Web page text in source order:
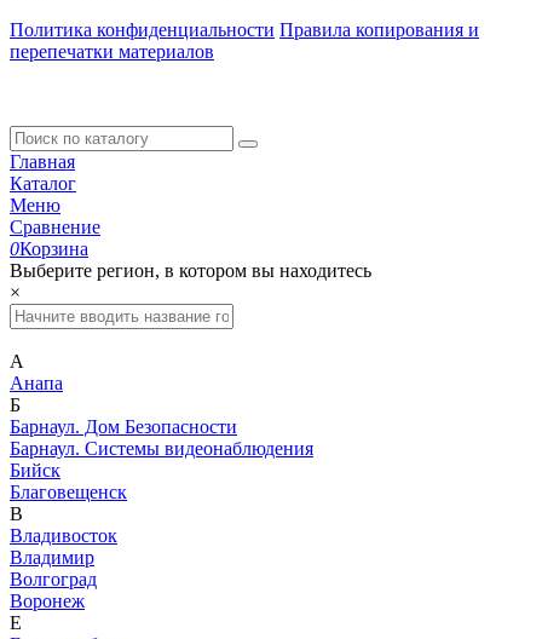
Политика конфиденциальности Правила копирования и
перепечатки материалов
Главная
Каталог
Меню
Сравнение
0Корзина
Выберите регион, в котором вы находитесь
×
А
Анапа
Б
Барнаул. Дом Безопасности
Барнаул. Системы видеонаблюдения
Бийск
Благовещенск
В
Владивосток
Владимир
Волгоград
Воронеж
Е